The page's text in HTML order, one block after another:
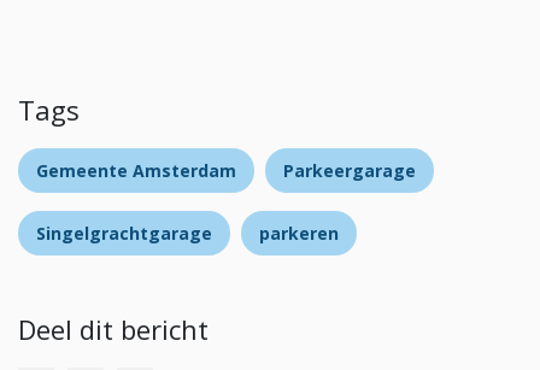
Tags
Gemeente Amsterdam Parkeergarage
Singelgrachtgarage parkeren
Deel dit bericht